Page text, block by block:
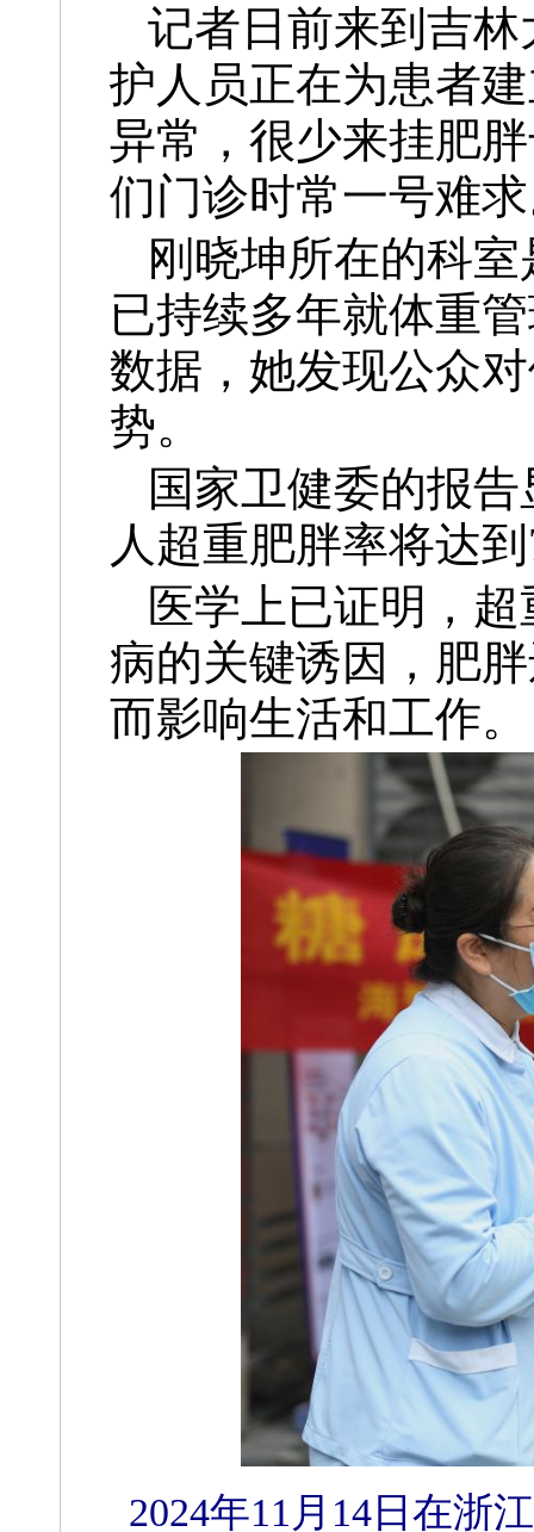
记者日前来到吉
护人员正在为患者
异常，很少来挂肥
们门诊时常一号难
刚晓坤所在的科
已持续多年就体重
数据，她发现公众
势。
国家卫健委的报
人超重肥胖率将达
医学上已证明，
病的关键诱因，肥
而影响生活和工作。
2024年11月14日在浙